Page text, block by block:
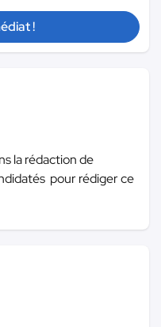
!
la rédaction de
pour rédiger ce